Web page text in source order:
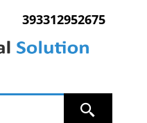
393312952675